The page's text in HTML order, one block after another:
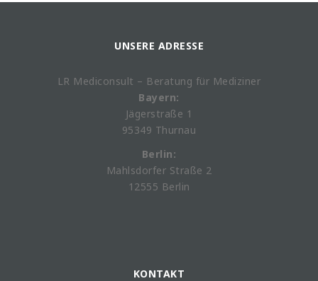
UNSERE ADRESSE
LR Mediconsult – Beratung für Mediziner
Bayern:
Jägerstraße 1
95349 Thurnau
Berlin:
Mahlsdorfer Straße 2
12555 Berlin
KONTAKT